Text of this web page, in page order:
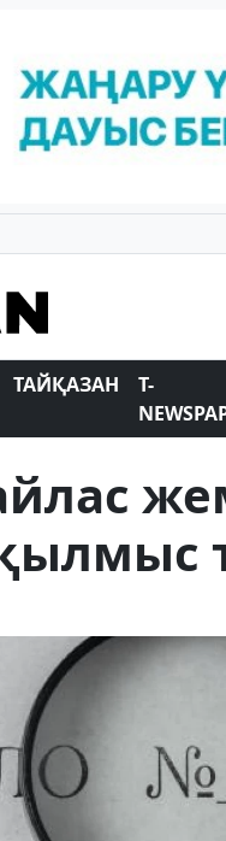
ТАЙҚАЗАН
T-